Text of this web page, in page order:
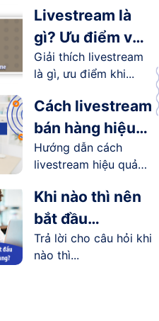
Livestream là
gì? Ưu điểm và
lợi ích
livestream
mang lại như
thế nào?
Giải thích livestream
là gì, ưu điểm khi...
Cách livestream
bán hàng hiệu
quả cho người
mới bắt đầu
Hướng dẫn cách
livestream hiệu quả
Khi nào thì nên
bắt đầu
livestream bán
hàng?
Trả lời cho câu hỏi khi
nào thì...